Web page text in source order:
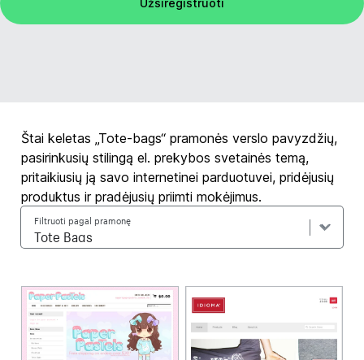
Užsiregistruoti
Štai keletas „Tote-bags“ pramonės verslo pavyzdžių,
pasirinkusių stilingą el. prekybos svetainės temą,
pritaikiusių ją savo internetinei parduotuvei, pridėjusių
produktus ir pradėjusių priimti mokėjimus.
Filtruoti pagal pramonę